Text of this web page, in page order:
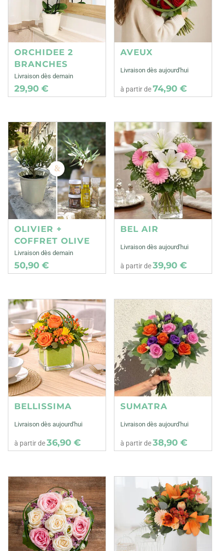
ORCHIDEE 2
BRANCHES
Livraison dès demain
29,90 €
AVEUX
Livraison dès aujourd'hui
à partir de74,90 €
OLIVIER +
COFFRET OLIVE
Livraison dès demain
50,90 €
BEL AIR
Livraison dès aujourd'hui
à partir de39,90 €
BELLISSIMA
Livraison dès aujourd'hui
à partir de36,90 €
SUMATRA
Livraison dès aujourd'hui
à partir de38,90 €